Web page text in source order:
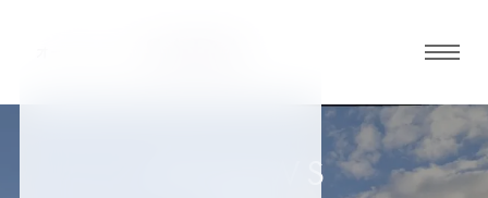
ニュ
REVIEWS